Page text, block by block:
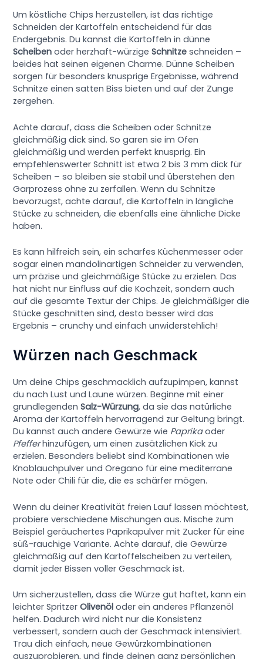
Um köstliche Chips herzustellen, ist das richtige
Schneiden der Kartoffeln entscheidend für das
Endergebnis. Du kannst die Kartoffeln in dünne
Scheiben oder herzhaft-würzigeSchnitze schneiden –
beides hat seinen eigenen Charme. Dünne Scheiben
sorgen für besonders knusprige Ergebnisse, während
Schnitze einen satten Biss bieten und auf der Zunge
zergehen.
Achte darauf, dass die Scheiben oder Schnitze
gleichmäßig dick sind. So garen sie im Ofen
gleichmäßig und werden perfekt knusprig. Ein
empfehlenswerter Schnitt ist etwa 2 bis 3 mm dick für
Scheiben – so bleiben sie stabil und überstehen den
Garprozess ohne zu zerfallen. Wenn du Schnitze
bevorzugst, achte darauf, die Kartoffeln in längliche
Stücke zu schneiden, die ebenfalls eine ähnliche Dicke
haben.
Es kann hilfreich sein, ein scharfes Küchenmesser oder
sogar einen mandolinartigen Schneider zu verwenden,
um präzise und gleichmäßige Stücke zu erzielen. Das
hat nicht nur Einfluss auf die Kochzeit, sondern auch
auf die gesamte Textur der Chips. Je gleichmäßiger die
Stücke geschnitten sind, desto besser wird das
Ergebnis – crunchy und einfach unwiderstehlich!
Würzen nach Geschmack
Um deine Chips geschmacklich aufzupimpen, kannst
du nach Lust und Laune würzen. Beginne mit einer
grundlegendenSalz-Würzung, da sie das natürliche
Aroma der Kartoffeln hervorragend zur Geltung bringt.
Du kannst auch andere Gewürze wie Paprikaoder
Pfefferhinzufügen, um einen zusätzlichen Kick zu
erzielen. Besonders beliebt sind Kombinationen wie
Knoblauchpulver und Oregano für eine mediterrane
Note oder Chili für die, die es schärfer mögen.
Wenn du deiner Kreativität freien Lauf lassen möchtest,
probiere verschiedene Mischungen aus. Mische zum
Beispiel geräuchertes Paprikapulver mit Zucker für eine
süß-rauchige Variante. Achte darauf, die Gewürze
gleichmäßig auf den Kartoffelscheiben zu verteilen,
damit jeder Bissen voller Geschmack ist.
Um sicherzustellen, dass die Würze gut haftet, kann ein
leichter SpritzerOlivenöl oder ein anderes Pflanzenöl
helfen. Dadurch wird nicht nur die Konsistenz
verbessert, sondern auch der Geschmack intensiviert.
Trau dich einfach, neue Gewürzkombinationen
auszuprobieren, und finde deinen ganz persönlichen